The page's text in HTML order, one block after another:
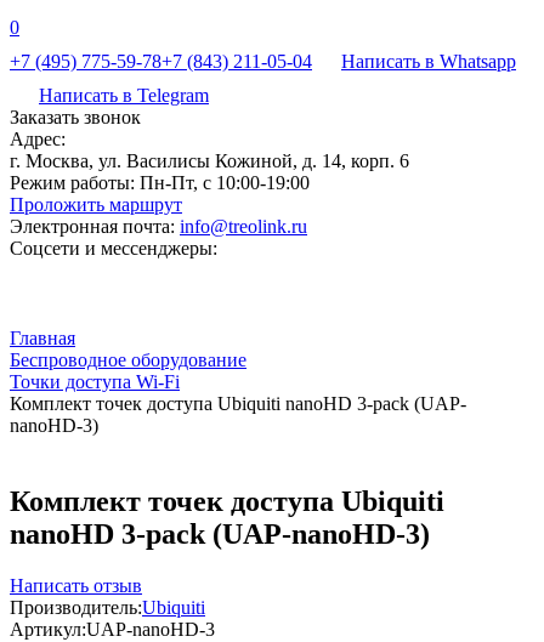
0
+7 (495) 775-59-78+7 (843) 211-05-04
Написать в Whatsapp
Написать в Telegram
Заказать звонок
Адрес:
г. Москва, ул. Василисы Кожиной, д. 14, корп. 6
Режим работы: Пн-Пт, с 10:00-19:00
Проложить маршрут
Электронная почта: info@treolink.ru
Соцсети и мессенджеры:
Главная
Беспроводное оборудование
Точки доступа Wi-Fi
Комплект точек доступа Ubiquiti nanoHD 3-pack (UAP-
nanoHD-3)
Комплект точек доступа Ubiquiti
nanoHD 3-pack (UAP-nanoHD-3)
Написать отзыв
Производитель:Ubiquiti
Артикул:UAP-nanoHD-3